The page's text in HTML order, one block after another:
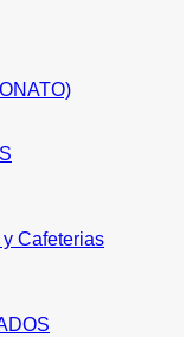
Cafeterias